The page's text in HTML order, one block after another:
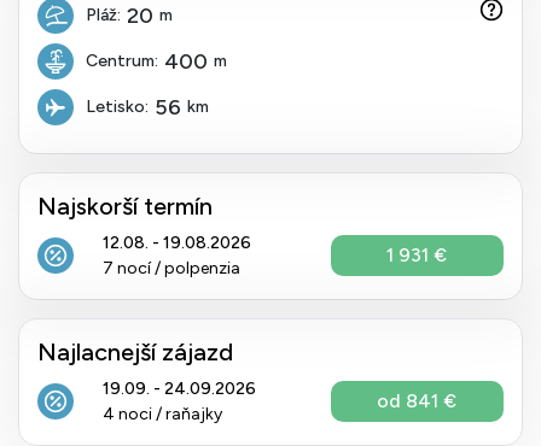
Pláž: 20 m
Centrum: 400 m
Letisko: 56 km
Najskorší termín
12.08. - 19.08.2026
7 nocí / polpenzia
1 931 €
Najlacnejší zájazd
19.09. - 24.09.2026
4 noci / raňajky
od 841 €